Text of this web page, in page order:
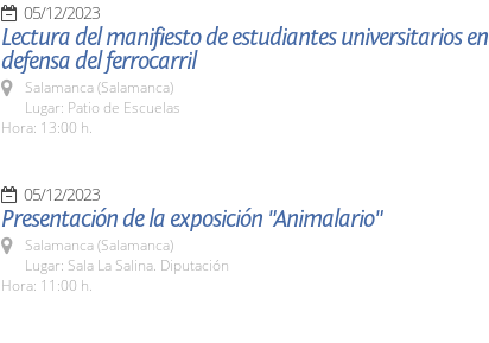
05/12/2023
Lectura del manifiesto de estudiantes universitarios en
defensa del ferrocarril
Salamanca (Salamanca)
Lugar: Patio de Escuelas
Hora: 13:00 h.
05/12/2023
Presentación de la exposición "Animalario"
Salamanca (Salamanca)
Lugar: Sala La Salina. Diputación
Hora: 11:00 h.